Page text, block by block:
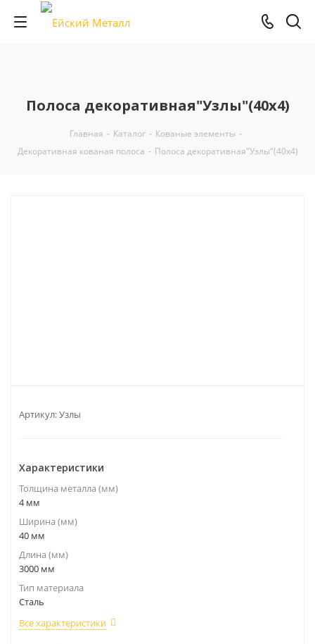
Полоса декоративная"Узлы"(40х4)
Главная - Каталог - Кованые элементы -
Декоративная кованая полоса - Полоса декоративная"Узлы"(40х4)
Артикул:Узлы
Характеристики
Толщина металла (мм)
4 мм
Ширина (мм)
40 мм
Длина (мм)
3000 мм
Тип материала
Сталь
Все характеристики